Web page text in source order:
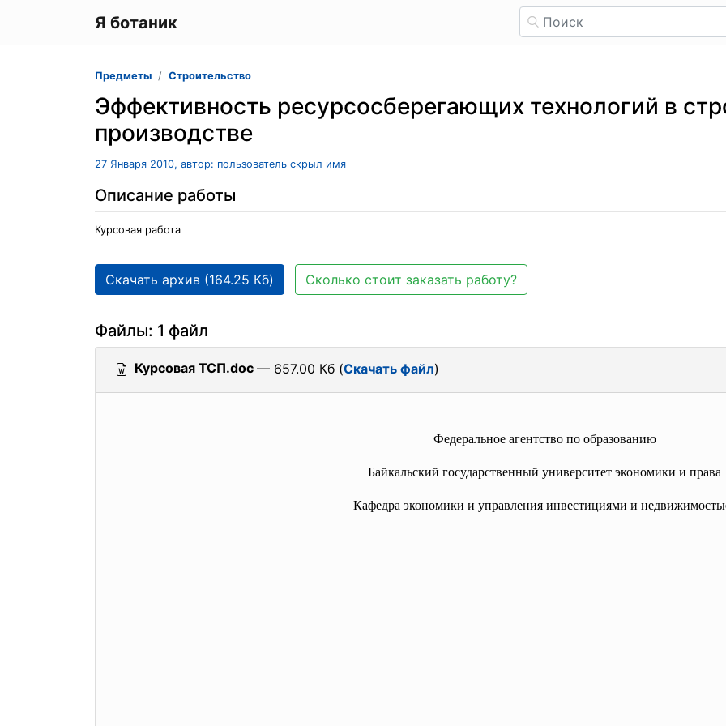
Я ботаник
Предметы Строительство
Эффективность ресурсосберегающих технологий в
производстве
27 Января 2010, автор: пользователь скрыл имя
Описание работы
Курсовая работа
Скачать архив (164.25 Кб) Сколько стоит заказать работу?
Файлы: 1 файл
Курсовая ТСП.doc — 657.00 Кб (Скачать файл)
Федеральное агентство по образованию
Байкальский государственный университет экономики и права
Кафедра экономики и управления инвестициями и